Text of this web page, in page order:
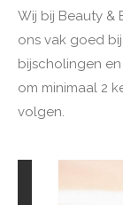
Wij bij Beauty &
ons vak goed
bijscholingen
om minimaal 2
volgen.